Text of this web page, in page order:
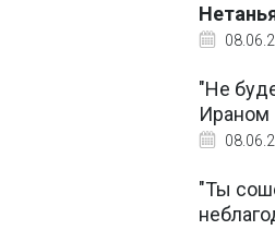
"Не
Ираном
"Ты